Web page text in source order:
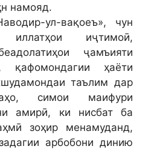
намояд.
ул-вақоеъ», чун
иҷтимоӣ,
ҷамъияти
қафомондагии ҳаёти
таълим дар
симои маифури
амирӣ, ки нисбат ба
зоҳир менамуданд,
арбобони динию